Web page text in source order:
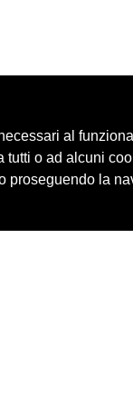
al
o ad alcuni
proseguendo la